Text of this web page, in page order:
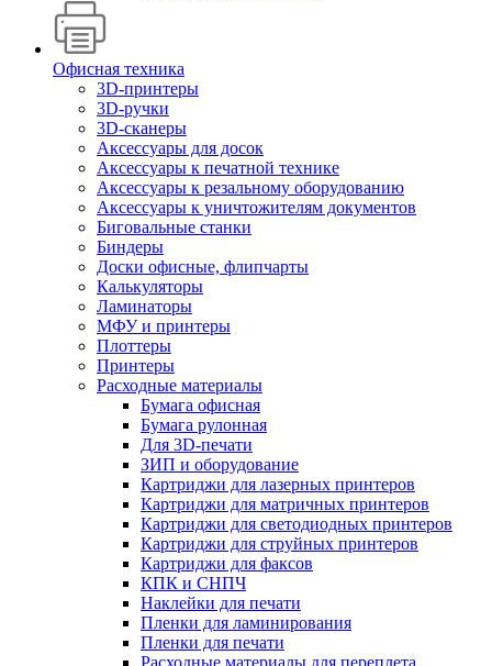
Офисная техника
3D-принтеры
3D-ручки
3D-сканеры
Аксессуары для досок
Аксессуары к печатной технике
Аксессуары к резальному оборудованию
Аксессуары к уничтожителям документов
Биговальные станки
Биндеры
Доски офисные, флипчарты
Калькуляторы
Ламинаторы
МФУ и принтеры
Плоттеры
Принтеры
Расходные материалы
Бумага офисная
Бумага рулонная
Для 3D-печати
ЗИП и оборудование
Картриджи для лазерных принтеров
Картриджи для матричных принтеров
Картриджи для светодиодных принтеров
Картриджи для струйных принтеров
Картриджи для факсов
КПК и СНПЧ
Наклейки для печати
Пленки для ламинирования
Пленки для печати
Расходные материалы для переплета